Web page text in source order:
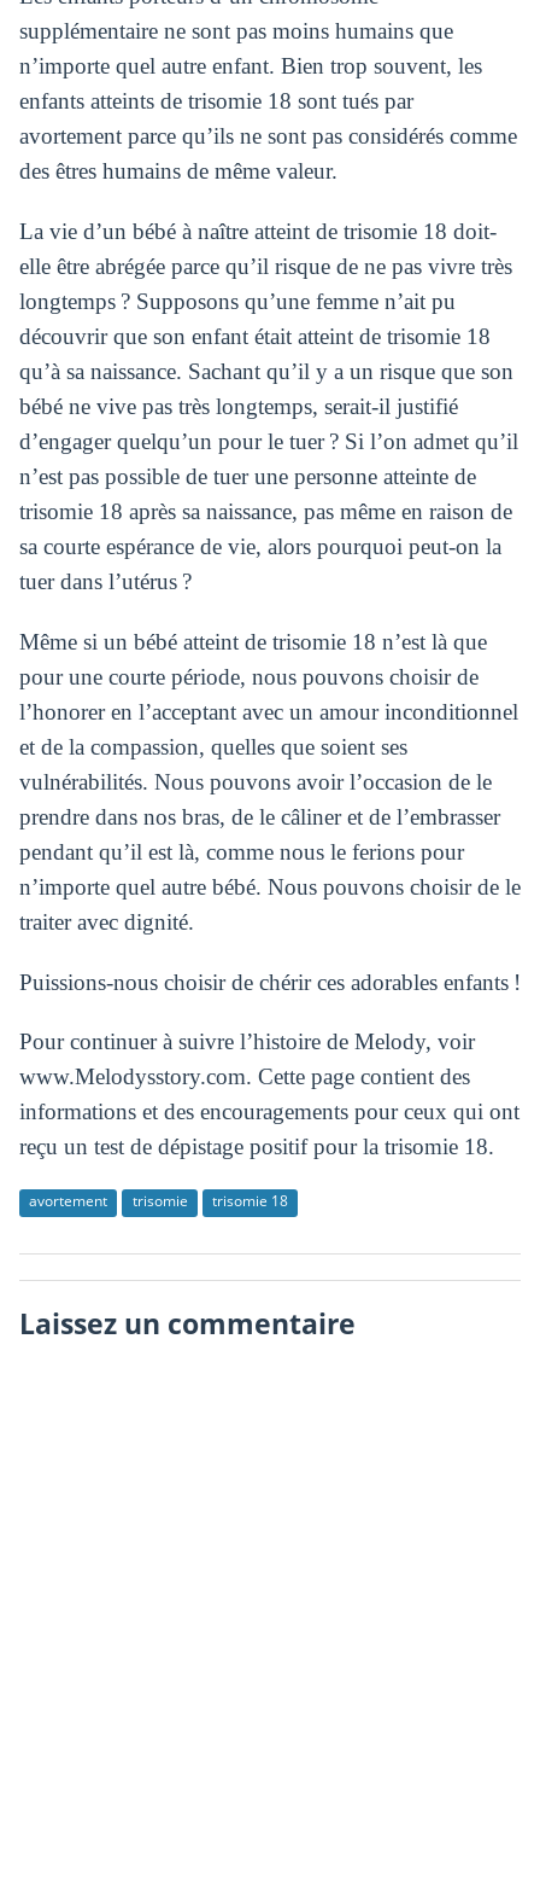
supplémentaire ne sont pas moins humains que
n’importe quel autre enfant. Bien trop souvent, les
enfants atteints de trisomie 18 sont tués par
avortement parce qu’ils ne sont pas considérés comme
des êtres humains de même valeur.
La vie d’un bébé à naître atteint de trisomie 18 doit-
elle être abrégée parce qu’il risque de ne pas vivre très
longtemps ? Supposons qu’une femme n’ait pu
découvrir que son enfant était atteint de trisomie 18
qu’à sa naissance. Sachant qu’il y a un risque que son
bébé ne vive pas très longtemps, serait-il justifié
d’engager quelqu’un pour le tuer ? Si l’on admet qu’il
n’est pas possible de tuer une personne atteinte de
trisomie 18 après sa naissance, pas même en raison de
sa courte espérance de vie, alors pourquoi peut-on la
tuer dans l’utérus ?
Même si un bébé atteint de trisomie 18 n’est là que
pour une courte période, nous pouvons choisir de
l’honorer en l’acceptant avec un amour inconditionnel
et de la compassion, quelles que soient ses
vulnérabilités. Nous pouvons avoir l’occasion de le
prendre dans nos bras, de le câliner et de l’embrasser
pendant qu’il est là, comme nous le ferions pour
n’importe quel autre bébé. Nous pouvons choisir de le
traiter avec dignité.
Puissions-nous choisir de chérir ces adorables enfants !
Pour continuer à suivre l’histoire de Melody, voir
www.Melodysstory.com. Cette page contient des
informations et des encouragements pour ceux qui ont
reçu un test de dépistage positif pour la trisomie 18.
avortement trisomie trisomie 18
Laissez un commentaire